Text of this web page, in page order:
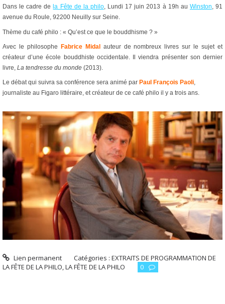
Dans le cadre de la Fête de la philo, Lundi 17 juin 2013 à 19h au Winston, 91
avenue du Roule, 92200 Neuilly sur Seine.
Thème du café philo : « Qu’est ce que le bouddhisme ? »
Avec le philosophe Fabrice Midalauteur de nombreux livres sur le sujet et
créateur d’une école bouddhiste occidentale. Il viendra présenter son dernier
livre, La tendresse du monde (2013).
Le débat qui suivra sa conférence sera animé par Paul François Paoli
journaliste au Figaro littéraire, et créateur de ce café philo il y a trois ans.
Lien permanent Catégories :EXTRAITS DE PROGRAMMATION DE
LA FÊTE DE LA PHILO,LA FÊTE DE LA PHILO 0